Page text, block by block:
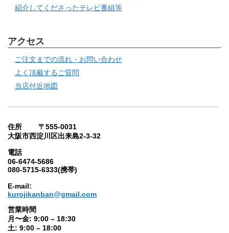
紹介してくださったテレビ番組等
アクセス
ご注文までの流れ・お問い合わせ
よく頂戴するご質問
当店付近地図
住所 〒555-0031
大阪市西淀川区出来島2-3-32
電話
06-6474-5686
080-5715-6333(携帯)
E-mail:
kurojikanban@gmail.com
営業時間
月〜金: 9:00 – 18:30
土: 9:00 – 18:00